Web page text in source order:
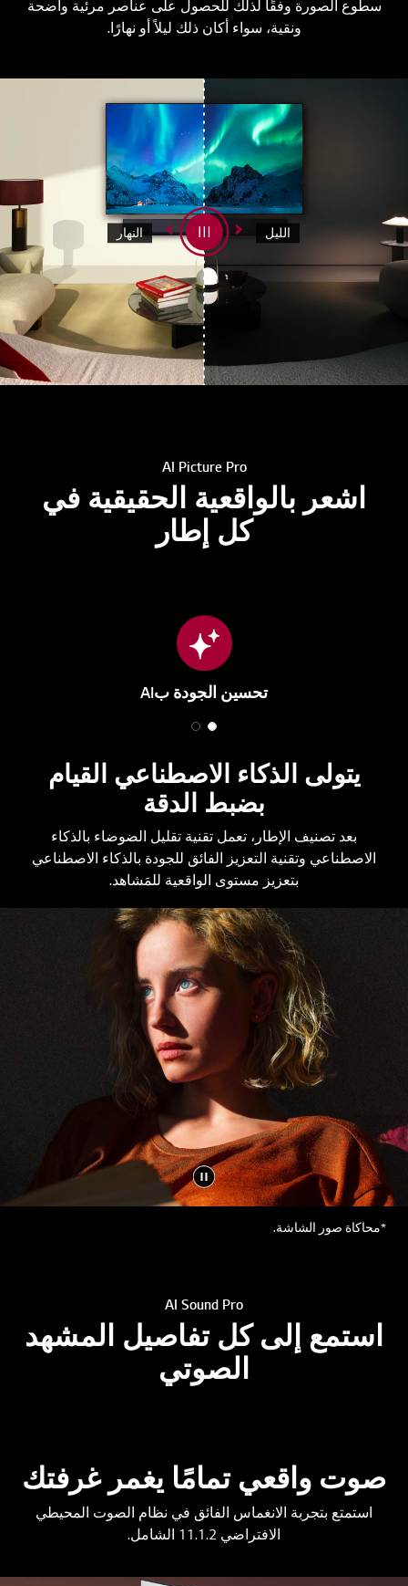
سطوع الصورة وفقًا لذلك للحصول على عناصر مرئية واضحة
ونقية، سواء أكان ذلك ليلاً أو نهارًا.
النهار الليل
AI Picture Pro
اشعر بالواقعية الحقيقية في
كل إطار
تحسين الجودة بAI
1
f
2
2
f
2
يتولى الذكاء الاصطناعي القيام
بضبط الدقة
بعد تصنيف الإطار، تعمل تقنية تقليل الضوضاء بالذكاء
الاصطناعي وتقنية التعزيز الفائق للجودة بالذكاء الاصطناعي
بتعزيز مستوى الواقعية للمَشاهد.
*محاكاة صور الشاشة.
AI Sound Pro
استمع إلى كل تفاصيل المشهد
الصوتي
صوت واقعي تمامًا يغمر غرفتك
استمتع بتجربة الانغماس الفائق في نظام الصوت المحيطي
الافتراضي 11.1.2 الشامل.